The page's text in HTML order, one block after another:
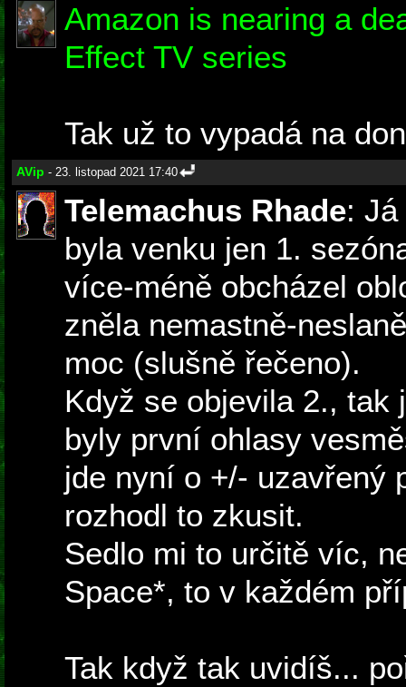
Amazon is nearing a
Effect TV series
Tak už to vypadá na
AVip - 23. listopad 2021 17:40
Telemachus Rhade:
byla venku jen 1.
více-méně obcházel
zněla nemastně-
moc (slušně řečeno).
Když se objevila 2., tak
byly první ohlasy
jde nyní o +/- uzavřený
rozhodl to zkusit.
Sedlo mi to určitě víc,
Space*, to v každém
Tak když tak uvidíš...